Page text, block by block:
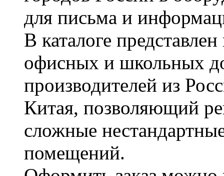
для письма и
В каталоге
офисных и школьных
производителей из
Китая, позволяющий
сложные
помещений.